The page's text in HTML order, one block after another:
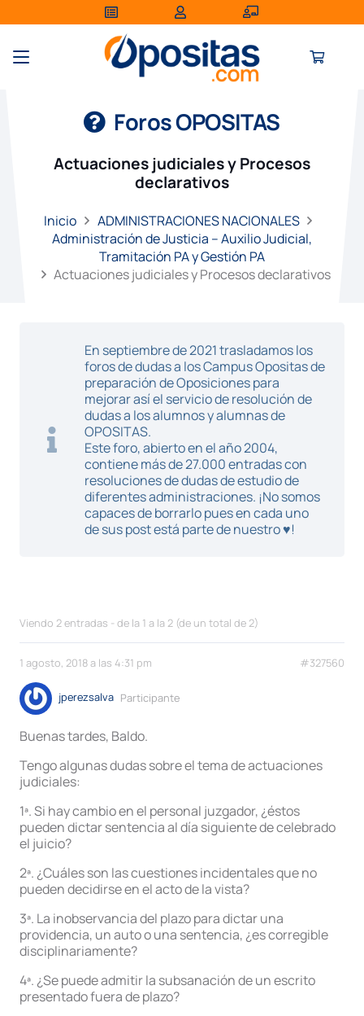
Foros OPOSITAS
Actuaciones judiciales y Procesos
declarativos
Inicio
ADMINISTRACIONES NACIONALES
Administración de Justicia – Auxilio Judicial,
Tramitación PA y Gestión PA
Actuaciones judiciales y Procesos declarativos
En septiembre de 2021 trasladamos los
foros de dudas a los Campus Opositas de
preparación de Oposiciones para
mejorar así el servicio de resolución de
dudas a los alumnos y alumnas de
OPOSITAS.
Este foro, abierto en el año 2004,
contiene más de 27.000 entradas con
resoluciones de dudas de estudio de
diferentes administraciones. ¡No somos
capaces de borrarlo pues en cada uno
de sus post está parte de nuestro ♥!
Viendo 2 entradas - de la 1 a la 2 (de un total de 2)
1 agosto, 2018 a las 4:31 pm #327560
jperezsalva Participante
Buenas tardes, Baldo.
Tengo algunas dudas sobre el tema de actuaciones
judiciales:
1ª. Si hay cambio en el personal juzgador, ¿éstos
pueden dictar sentencia al día siguiente de celebrado
el juicio?
2ª. ¿Cuáles son las cuestiones incidentales que no
pueden decidirse en el acto de la vista?
3ª. La inobservancia del plazo para dictar una
providencia, un auto o una sentencia, ¿es corregible
disciplinariamente?
4ª. ¿Se puede admitir la subsanación de un escrito
presentado fuera de plazo?